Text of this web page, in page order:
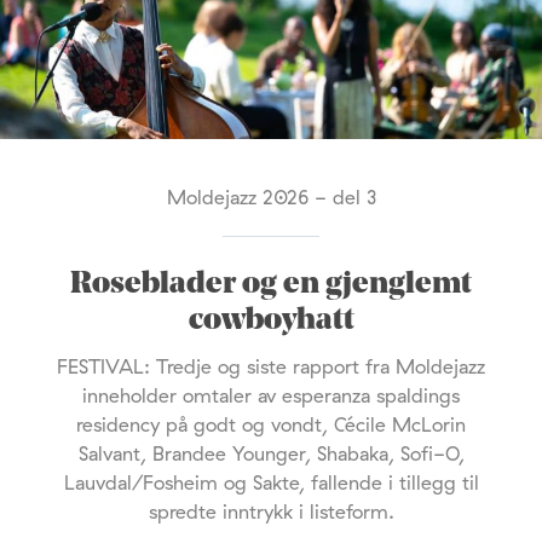
Moldejazz 2026 - del 3
Roseblader og en gjenglemt
cowboyhatt
FESTIVAL: Tredje og siste rapport fra Moldejazz
inneholder omtaler av esperanza spaldings
residency på godt og vondt, Cécile McLorin
Salvant, Brandee Younger, Shabaka, Sofi-O,
Lauvdal/Fosheim og Sakte, fallende i tillegg til
spredte inntrykk i listeform.